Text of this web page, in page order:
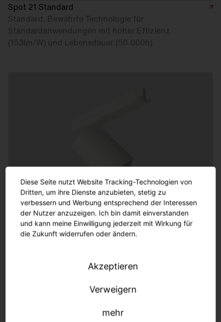
Spot 21 Standard
Standard. Bewährte Technologie für
Standardanwendungen mit hoher Effizienz
(153lm/W) und Lebensdauer (50.000h)
Spot 31
Basic. Praktisch, effizient (126lm/W) und langlebig
(50.000h)
Diese Seite nutzt Website Tracking-Technologien von
Dritten, um ihre Dienste anzubieten, stetig zu
verbessern und Werbung entsprechend der Interessen
der Nutzer anzuzeigen. Ich bin damit einverstanden
und kann meine Einwilligung jederzeit mit Wirkung für
die Zukunft widerrufen oder ändern.
Akzeptieren
Verweigern
mehr